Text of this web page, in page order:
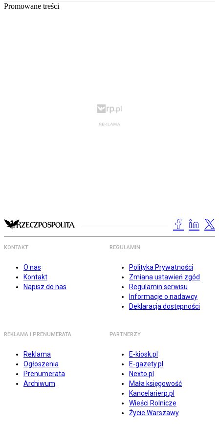
Promowane treści
KONTAKT
O nas
Kontakt
Napisz do nas
REGULAMIN
Polityka Prywatności
Zmiana ustawień zgód
Regulamin serwisu
Informacje o nadawcy
Deklaracja dostępności
REKLAMA I PRENUMERATA
Reklama
Ogłoszenia
Prenumerata
Archiwum
PARTNERZY
E-kiosk.pl
E-gazety.pl
Nexto.pl
Mała księgowość
Kancelarierp.pl
Wieści Rolnicze
Życie Warszawy